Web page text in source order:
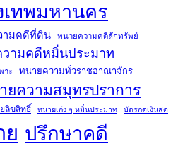
ทพมหานคร
ามคดีที่ดิน ทนายความคดีลักทรัพย์
ามคดีหมิ่นประมาท
าะ ทนายความทั่วราชอาณาจักร
ยความสมุทรปราการ
ลิขสิทธิ์ ทนายเก่ง ๆ หมิ่นประมาท บัตรกดเงินสด
ย ปรึกษาคดี